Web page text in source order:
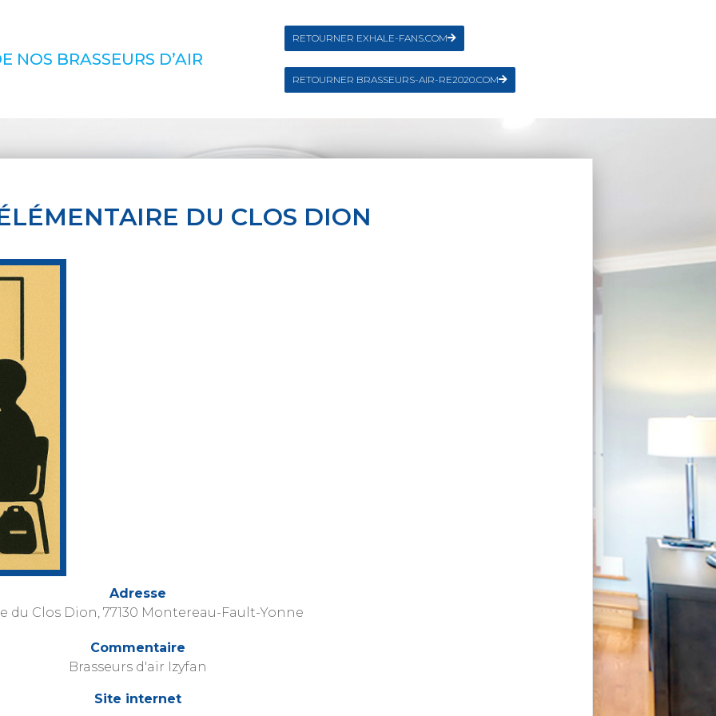
NOS BRASSEURS D’AIR
RETOURNER EXHALE-FANS.COM
RETOURNER BRASSEURS-AIR-RE2020.COM
DU CLOS DION
Adresse
du Clos Dion, 77130 Montereau-Fault-Yonne
Commentaire
Brasseurs d'air Izyfan
Site internet